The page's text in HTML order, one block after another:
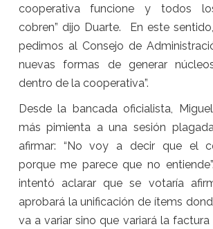
cooperativa funcione y todos
cobren” dijo Duarte. En este
pedimos al Consejo de
nuevas formas de generar
dentro de la cooperativa”.
Desde la bancada oficialista,
más pimienta a una sesión
afirmar: “No voy a decir que el
porque me parece que no
intentó aclarar que se votaría
aprobará la unificación de ítems
va a variar sino que variará la factura